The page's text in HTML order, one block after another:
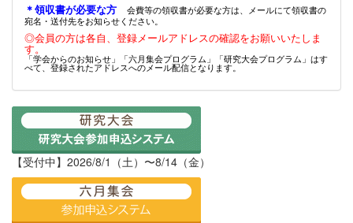
＊領収書が必要な方
会費等の領収書が必要な方は、メールにて領収書の
宛名・送付先をお知らせください。
◎会員の方は各自、登録メールアドレスの確認をお願いいたしま
す。
「学会からのお知らせ」「六月集会プログラム」「研究大会プログラム」はす
べて、登録されたアドレスへのメール配信となります。
【受付中】2026/8/1（土）〜8/14（金）